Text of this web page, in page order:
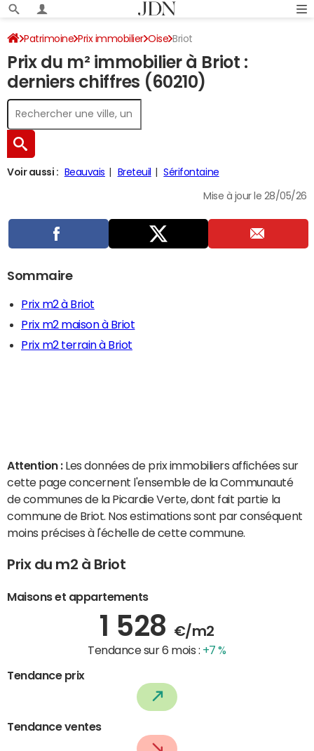
Patrimoine Prix immobilier Oise Briot
Prix du m² immobilier à Briot :
derniers chiffres (60210)
Voir aussi : Beauvais Breteuil Sérifontaine
Mise à jour le 28/05/26
Sommaire
Prix m2 à Briot
Prix m2 maison à Briot
Prix m2 terrain à Briot
Attention : Les données de prix immobiliers affichées sur
cette page concernent l'ensemble de la Communauté
de communes de la Picardie Verte, dont fait partie la
commune de Briot. Nos estimations sont par conséquent
moins précises à l'échelle de cette commune.
Prix du m2 à Briot
Maisons et appartements
1 528 €/m2
Tendance sur 6 mois : +7 %
Tendance prix
Tendance ventes